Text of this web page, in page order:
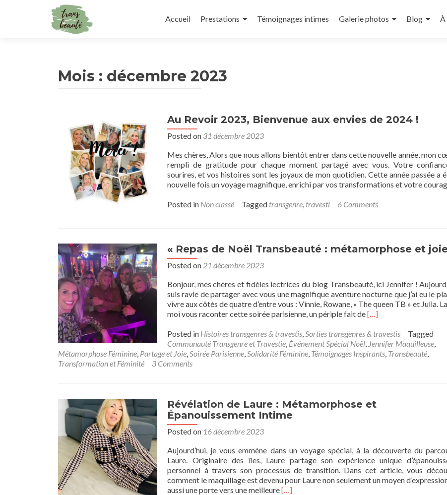
to
Accueil Prestations Témoignages intimes Galerie photos Blog À
Mois : décembre 2023
Au Revoir 2023, Bienvenue aux envies de 2024 !
Posted on 31 décembre 2023
Mes chères, Alors que nous allons bientôt entrer dans cette nouvelle année, mon
rempli de gratitude pour chaque moment partagé avec vous. Votre
sourires, et vos histoires sont les joyaux de mon quotidien. Cette année passée a
nouvelle fois un voyage magnifique, enrichi par vos transformations et votre
Posted in Non classé Tagged transgenre, travesti 6 Comments
« Repas de Noël Transbeauté : métamorphose et
Posted on 21 décembre 2023
Bonjour, mes chères et fidèles lectrices du blog Transbeauté, ici Jennifer !
suis ravie de partager avec vous une magnifique aventure nocturne que j’ai eu le
vivre aux côtés de quatre d’entre vous : Vinnie, Rowane, « The queen TB » et Julia.
moi vous raconter cette soirée parisienne, un périple fait deRead
about
« Repas
de
et
[…]
Posted in Histoires transgenres & travestis,Sorties transgenres & travestis
Tagged
Communauté Transgenre et Travestie, Événement Spécial Noël, Jennifer Maquilleuse,
Métamorphose Féminine, Partage et Joie,Soirée Parisienne,Solidarité Féminine, Témoignages Inspirants, Transbeauté,
Transformation et Féminité
3 Comments
Révélation de Laure : Métamorphose et
Épanouissement Intime
Posted on 16 décembre 2023
Aujourd’hui, je vous emmène dans un voyage spécial, à la découverte du
Laure. Originaire des îles, Laure partage son expérience unique
personnel à travers son processus de transition. Dans cet article, vous
comment le maquillage est devenu pour Laure non seulement un moyen
aussi une porte vers une meilleureRead
[…]